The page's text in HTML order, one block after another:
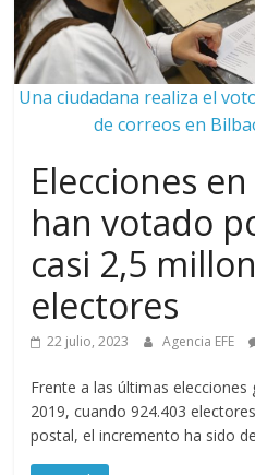
Una ciudadana realiza el
de correos en
Elecciones
han votado
casi 2,5
electores
22 julio, 2023 Agencia EFE
Frente a las últimas
2019, cuando 924.403
postal, el incremento ha sido